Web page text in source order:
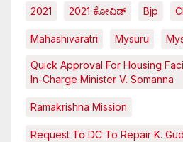
2021 2021 ಕೋವಿಡ್‌ Bjp
Mahashivaratri Mysuru
Quick Approval For Housing
In-Charge Minister V. Somanna
Ramakrishna Mission
Request To DC To Repair K.